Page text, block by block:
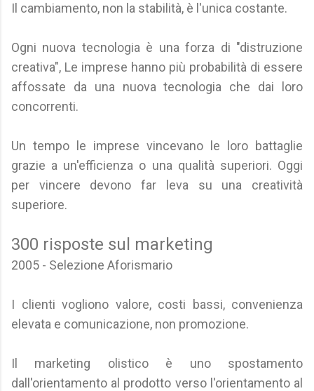
Il cambiamento, non la stabilità, è l'unica costante.
Ogni nuova tecnologia è una forza di "distruzione
creativa", Le imprese hanno più probabilità di essere
affossate da una nuova tecnologia che dai loro
concorrenti.
Un tempo le imprese vincevano le loro battaglie
grazie a un'efficienza o una qualità superiori. Oggi
per vincere devono far leva su una creatività
superiore.
300 risposte sul marketing
2005 - Selezione Aforismario
I clienti vogliono valore, costi bassi, convenienza
elevata e comunicazione, non promozione.
Il marketing olistico è uno spostamento
dall'orientamento al prodotto verso l'orientamento al